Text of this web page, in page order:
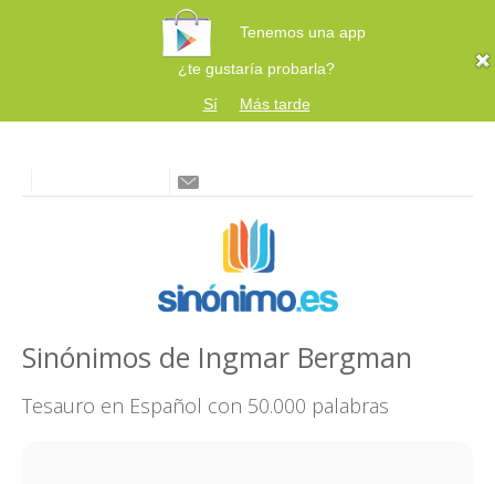
Tenemos una app
¿te gustaría probarla?
Sí
Más tarde
Sinónimos de Ingmar Bergman
Tesauro en Español con 50.000 palabras